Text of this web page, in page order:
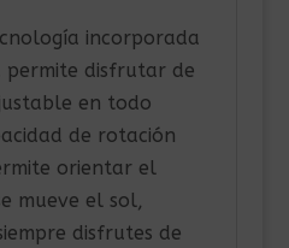
incorporada
permite disfrutar de
en todo
de rotación
orientar el
mueve el sol,
disfrutes de